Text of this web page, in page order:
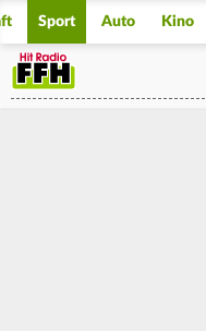
Sport Auto Kino